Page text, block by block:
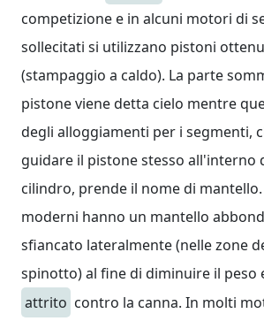
competizione e in alcuni motori di
sollecitati si utilizzano pistoni
(stampaggio a caldo). La parte
pistone viene detta cielo mentre
degli alloggiamenti per i segmenti,
guidare il pistone stesso all'interno
cilindro, prende il nome di
moderni hanno un mantello
sfiancato lateralmente (nelle zone
spinotto) al fine di diminuire il peso
attrito contro la canna. In molti